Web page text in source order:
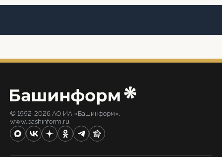
© 1992-2026 АО ИА «Башинформ».
www.bashinform.ru